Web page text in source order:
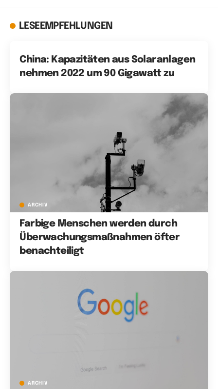
LESEEMPFEHLUNGEN
China: Kapazitäten aus Solaranlagen
nehmen 2022 um 90 Gigawatt zu
ARCHIV
Farbige Menschen werden durch
Überwachungsmaßnahmen öfter
benachteiligt
ARCHIV